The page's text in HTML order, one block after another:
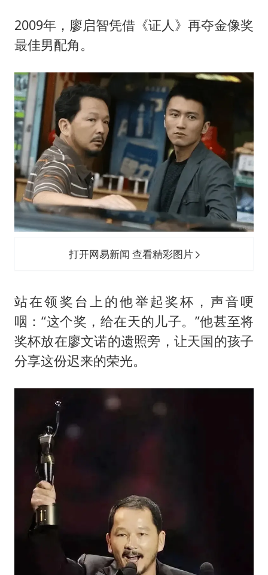
2009年，廖启智凭借《证人》再夺金像奖
最佳男配角。
打开网易新闻 查看精彩图片
站在领奖台上的他举起奖杯，声音哽
咽：“这个奖，给在天的儿子。”他甚至将
奖杯放在廖文诺的遗照旁，让天国的孩子
分享这份迟来的荣光。